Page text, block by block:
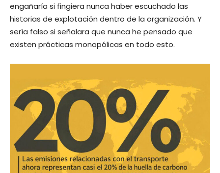
engañaría si fingiera nunca haber escuchado las
historias de explotación dentro de la organización. Y
sería falso si señalara que nunca he pensado que
existen prácticas monopólicas en todo esto.